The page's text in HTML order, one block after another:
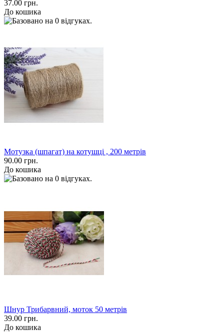
37.00 грн.
До кошика
Мотузка (шпагат) на котушці , 200 метрів
90.00 грн.
До кошика
Шнур Трибарвний, моток 50 метрів
39.00 грн.
До кошика